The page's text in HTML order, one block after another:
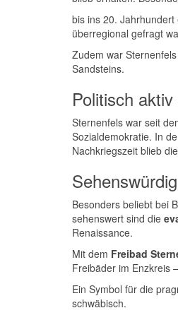
bis ins 20.
überregional gefragt
Zudem war
Sandsteins.
Politisch
Sternenfels war seit
Sozialdemokratie. In
Nachkriegszeit blieb
Besonders beliebt bei
sehenswert sind die
Renaissance.
Mit dem Freibad
Freibäder im Enzkreis
Ein Symbol für die
schwäbisch.